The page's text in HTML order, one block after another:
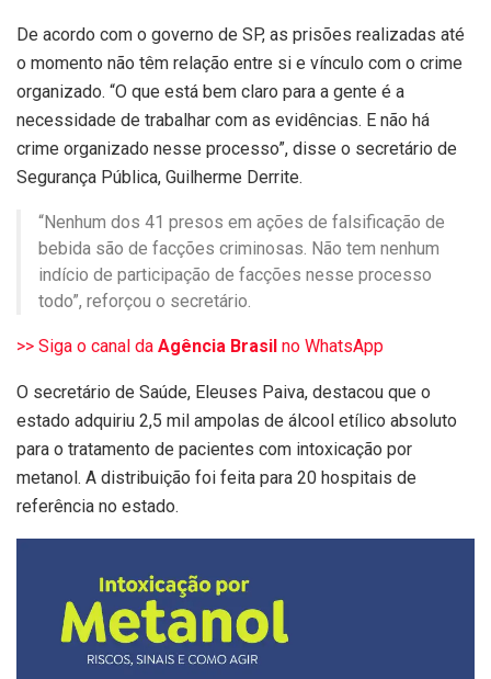
De acordo com o governo de SP, as prisões realizadas até
o momento não têm relação entre si e vínculo com o crime
organizado. “O que está bem claro para a gente é a
necessidade de trabalhar com as evidências. E não há
crime organizado nesse processo”, disse o secretário de
Segurança Pública, Guilherme Derrite.
“Nenhum dos 41 presos em ações de falsificação de
bebida são de facções criminosas. Não tem nenhum
indício de participação de facções nesse processo
todo”, reforçou o secretário.
>> Siga o canal da Agência Brasil no WhatsApp
O secretário de Saúde, Eleuses Paiva, destacou que o
estado adquiriu 2,5 mil ampolas de álcool etílico absoluto
para o tratamento de pacientes com intoxicação por
metanol. A distribuição foi feita para 20 hospitais de
referência no estado.